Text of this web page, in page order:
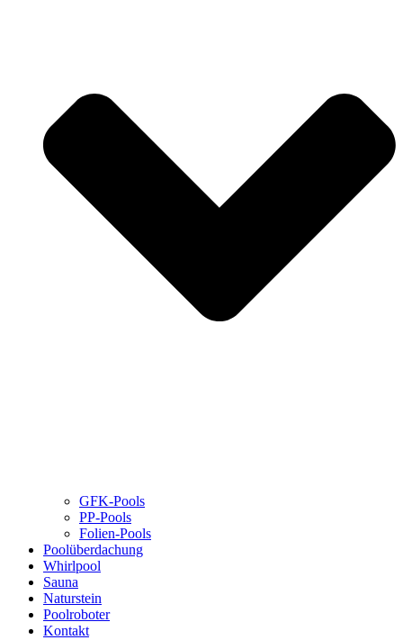
GFK-Pools
PP-Pools
Folien-Pools
Poolüberdachung
Whirlpool
Sauna
Naturstein
Poolroboter
Kontakt